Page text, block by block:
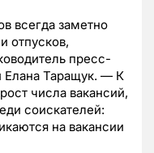
всегда заметно
отпусков,
пресс-
Елана Таращук. — К
числа вакансий,
соискателей:
на вакансии